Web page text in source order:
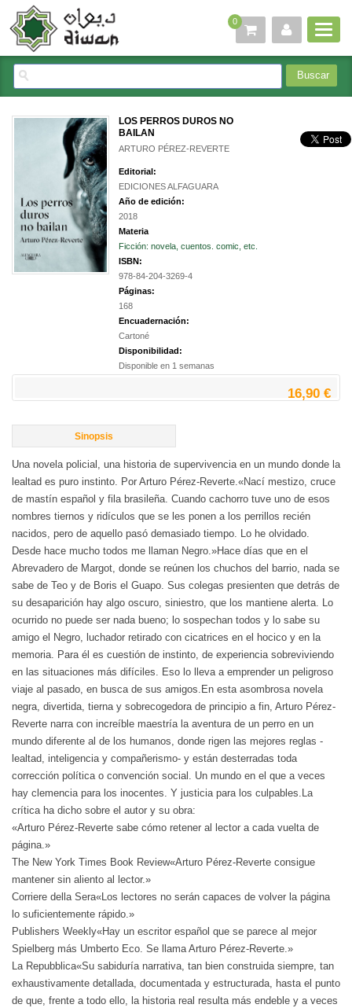
0
LOS PERROS DUROS NO
BAILAN
ARTURO PÉREZ-REVERTE
Editorial:
EDICIONES ALFAGUARA
Año de edición:
2018
Materia
Ficción: novela, cuentos. comic, etc.
ISBN:
978-84-204-3269-4
Páginas:
168
Encuadernación:
Cartoné
Disponibilidad:
Disponible en 1 semanas
16,90 €
Sinopsis
Una novela policial, una historia de supervivencia en un mundo donde la
lealtad es puro instinto. Por Arturo Pérez-Reverte.«Nací mestizo, cruce
de mastín español y fila brasileña. Cuando cachorro tuve uno de esos
nombres tiernos y ridículos que se les ponen a los perrillos recién
nacidos, pero de aquello pasó demasiado tiempo. Lo he olvidado.
Desde hace mucho todos me llaman Negro.»Hace días que en el
Abrevadero de Margot, donde se reúnen los chuchos del barrio, nada se
sabe de Teo y de Boris el Guapo. Sus colegas presienten que detrás de
su desaparición hay algo oscuro, siniestro, que los mantiene alerta. Lo
ocurrido no puede ser nada bueno; lo sospechan todos y lo sabe su
amigo el Negro, luchador retirado con cicatrices en el hocico y en la
memoria. Para él es cuestión de instinto, de experiencia sobreviviendo
en las situaciones más difíciles. Eso lo lleva a emprender un peligroso
viaje al pasado, en busca de sus amigos.En esta asombrosa novela
negra, divertida, tierna y sobrecogedora de principio a fin, Arturo Pérez-
Reverte narra con increíble maestría la aventura de un perro en un
mundo diferente al de los humanos, donde rigen las mejores reglas -
lealtad, inteligencia y compañerismo- y están desterradas toda
corrección política o convención social. Un mundo en el que a veces
hay clemencia para los inocentes. Y justicia para los culpables.La
crítica ha dicho sobre el autor y su obra:
«Arturo Pérez-Reverte sabe cómo retener al lector a cada vuelta de
página.»
The New York Times Book Review«Arturo Pérez-Reverte consigue
mantener sin aliento al lector.»
Corriere della Sera«Los lectores no serán capaces de volver la página
lo suficientemente rápido.»
Publishers Weekly«Hay un escritor español que se parece al mejor
Spielberg más Umberto Eco. Se llama Arturo Pérez-Reverte.»
La Repubblica«Su sabiduría narrativa, tan bien construida siempre, tan
exhaustivamente detallada, documentada y estructurada, hasta el punto
de que, frente a todo ello, la historia real resulta más endeble y a veces